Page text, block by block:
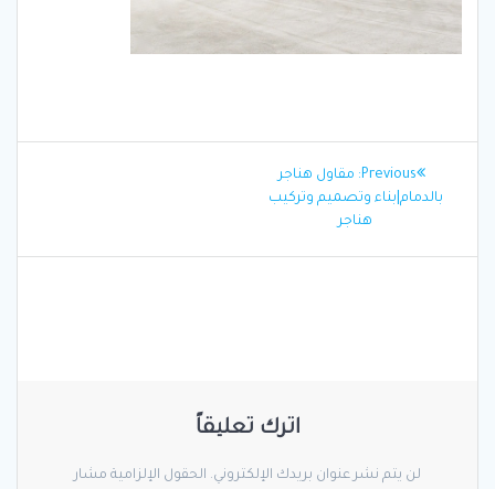
تصفّح
المقالات
Previous:
Previous
post:
مقاول هناجر
بالدمام|بناء وتصميم وتركيب
هناجر
اترك تعليقاً
لن يتم نشر عنوان بريدك الإلكتروني. الحقول الإلزامية مشار